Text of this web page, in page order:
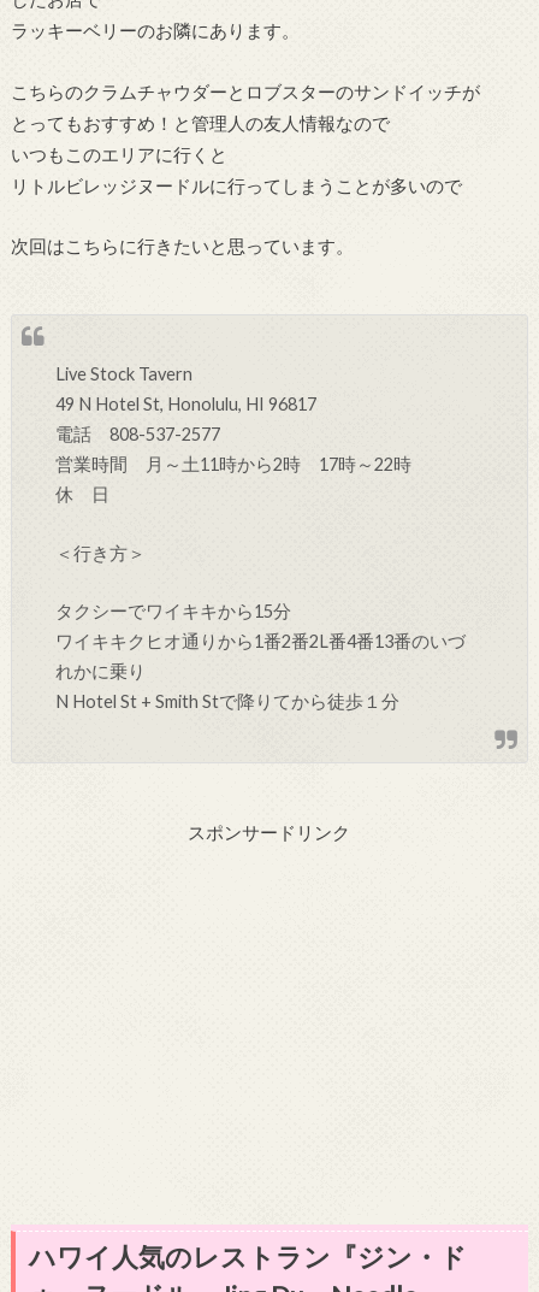
ラッキーベリーのお隣にあります。
こちらのクラムチャウダーとロブスターのサンドイッチが
とってもおすすめ！と管理人の友人情報なので
いつもこのエリアに行くと
リトルビレッジヌードルに行ってしまうことが多いので
次回はこちらに行きたいと思っています。
Live Stock Tavern
49 N Hotel St, Honolulu, HI 96817
電話 808-537-2577
営業時間 月～土11時から2時 17時～22時
休 日
＜行き方＞
タクシーでワイキキから15分
ワイキキクヒオ通りから1番2番2L番4番13番のいづ
れかに乗り
N Hotel St + Smith Stで降りてから徒歩１分
スポンサードリンク
ハワイ人気のレストラン『ジン・ド